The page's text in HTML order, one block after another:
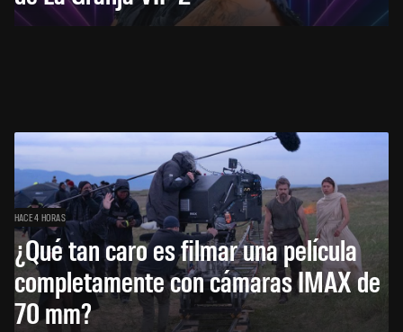
HACE 4 HORAS
¿Qué tan caro es filmar una película
completamente con cámaras IMAX de
70 mm?